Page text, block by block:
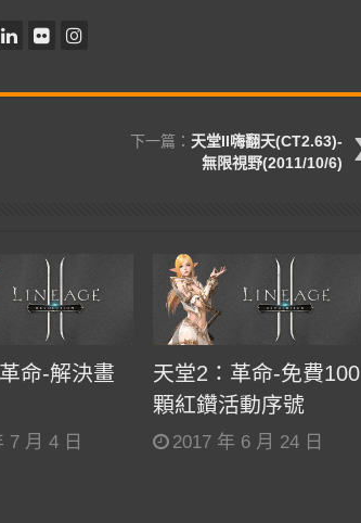
下一篇： 天堂II嗨翻天(CT2.63)-
無限視野(2011/10/6)
命-解決畫
7 月 4 日
天堂2：革命-免費100
顆紅鑽活動序號
2017 年 6 月 24 日